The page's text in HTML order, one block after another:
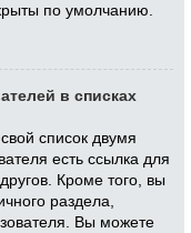
по умолчанию.
в списках
список двумя
есть ссылка для
Кроме того, вы
раздела,
Вы можете